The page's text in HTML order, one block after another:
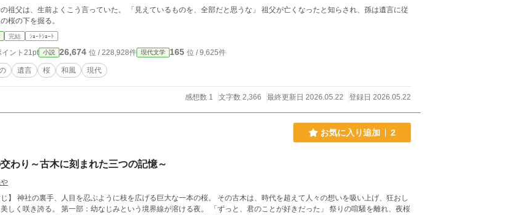
祖父は、生前よくこう言っていた。 「見えているものを、全部だと思うな」 祖父が亡くなったと知らされ、孫は遺言に従
桜の下を掘る。
完結 ｼｮｰﾄｼｮｰﾄ
ント 21pt 小説 26,674 位 / 228,928件 現代文学 165 位 / 9,625件
遺言 桜 和風 現代
感想数 1 文字数 2,366 最終更新日 2026.05.22 登録日 2026.05.22
お気に入り追加 2
わり～古木に刻まれた三つの記憶～
じ】 神社の裏手、人目を忍ぶように枝を広げる巨大な一本の桜。 その古木は、時代を超えて人々の想いを吸い上げ、狂おし
いう境界線が溶ける夜。 「ずっと、君のことが好きだった」 祭りの喧騒を離れ、夜桜